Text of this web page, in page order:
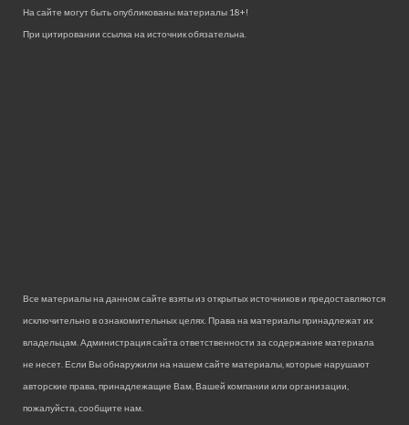
На сайте могут быть опубликованы материалы 18+!
При цитировании ссылка на источник обязательна.
Все материалы на данном сайте взяты из открытых источников и предоставляются
исключительно в ознакомительных целях. Права на материалы принадлежат их
владельцам. Администрация сайта ответственности за содержание материала
не несет. Если Вы обнаружили на нашем сайте материалы, которые нарушают
авторские права, принадлежащие Вам, Вашей компании или организации,
пожалуйста, сообщите нам.